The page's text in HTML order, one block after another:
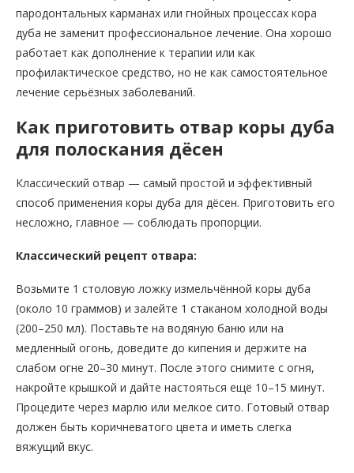
пародонтальных карманах или гнойных процессах кора
дуба не заменит профессиональное лечение. Она хорошо
работает как дополнение к терапии или как
профилактическое средство, но не как самостоятельное
лечение серьёзных заболеваний.
Как приготовить отвар коры дуба
для полоскания дёсен
Классический отвар — самый простой и эффективный
способ применения коры дуба для дёсен. Приготовить его
несложно, главное — соблюдать пропорции.
Классический рецепт отвара:
Возьмите 1 столовую ложку измельчённой коры дуба
(около 10 граммов) и залейте 1 стаканом холодной воды
(200–250 мл). Поставьте на водяную баню или на
медленный огонь, доведите до кипения и держите на
слабом огне 20–30 минут. После этого снимите с огня,
накройте крышкой и дайте настояться ещё 10–15 минут.
Процедите через марлю или мелкое сито. Готовый отвар
должен быть коричневатого цвета и иметь слегка
вяжущий вкус.